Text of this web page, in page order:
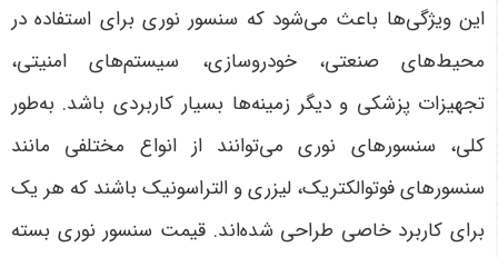
این ویژگی‌ها باعث می‌شود که سنسور نوری برای استفاده در
محیط‌های صنعتی، خودروسازی، سیستم‌های امنیتی،
تجهیزات پزشکی و دیگر زمینه‌ها بسیار کاربردی باشد. به‌طور
کلی، سنسورهای نوری می‌توانند از انواع مختلفی مانند
سنسورهای فوتوالکتریک، لیزری و التراسونیک باشند که هر یک
برای کاربرد خاصی طراحی شده‌اند. قیمت سنسور نوری بسته